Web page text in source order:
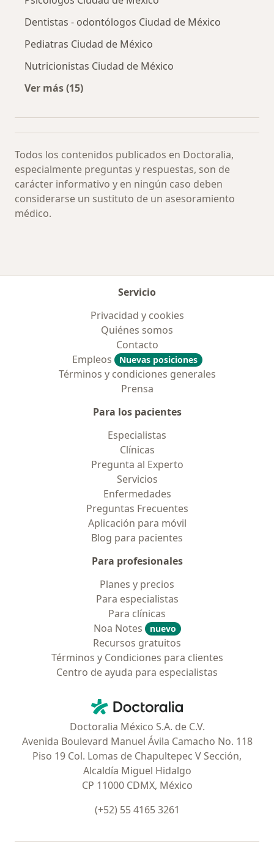
Dentistas - odontólogos Ciudad de México
Pediatras Ciudad de México
Nutricionistas Ciudad de México
Ver más (15)
Todos los contenidos publicados en Doctoralia,
especialmente preguntas y respuestas, son de
carácter informativo y en ningún caso deben
considerarse un sustituto de un asesoramiento
médico.
Servicio
Privacidad y cookies
Quiénes somos
Contacto
Empleos
Nuevas posiciones
Términos y condiciones generales
Prensa
Para los pacientes
Especialistas
Clínicas
Pregunta al Experto
Servicios
Enfermedades
Preguntas Frecuentes
Aplicación para móvil
Blog para pacientes
Para profesionales
Planes y precios
Para especialistas
Para clínicas
Noa Notes
nuevo
Recursos gratuitos
Términos y Condiciones para clientes
Centro de ayuda para especialistas
Doctoralia - Página de inicio
Doctoralia México S.A. de C.V.
Avenida Boulevard Manuel Ávila Camacho No. 118
Piso 19 Col. Lomas de Chapultepec V Sección,
Alcaldía Miguel Hidalgo
CP 11000 CDMX, México
(+52) 55 4165 3261